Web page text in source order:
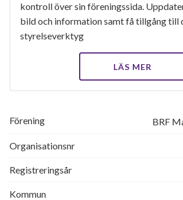
kontroll över sin föreningssida.
bild och information samt få tillgång till
styrelseverktyg
LÄS MER
Förening BRF
Organisationsnr
Registreringsår
Kommun